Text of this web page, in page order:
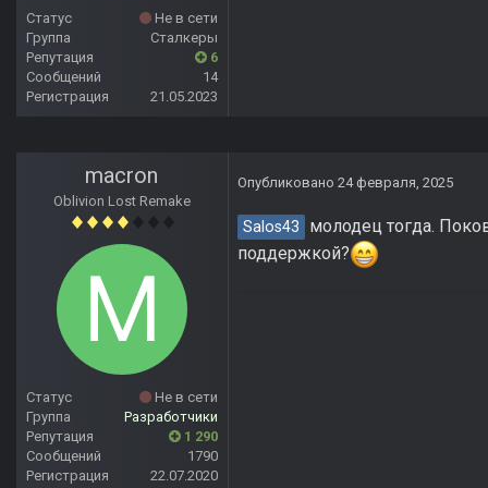
Статус
Не в сети
Группа
Сталкеры
Репутация
6
Сообщений
14
Регистрация
21.05.2023
macron
Oblivion Lost Remake
Статус
Не в сети
Группа
Разработчики
Репутация
1 290
Сообщений
1790
Регистрация
22.07.2020
Опубликовано 24 февраля, 2025
Salos43
молодец тогда.
поддержкой?